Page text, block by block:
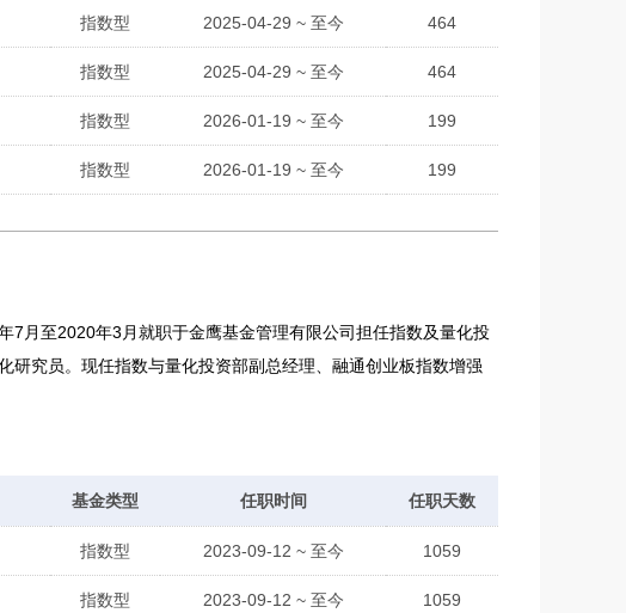
指数型 2025-04-29 ~ 至今 464
指数型 2025-04-29 ~ 至今 464
指数型 2026-01-19 ~ 至今 199
指数型 2026-01-19 ~ 至今 199
7月至2020年3月就职于金鹰基金管理有限公司担任指数及量化投
究员。现任指数与量化投资部副总经理、融通创业板指数增强
基金类型 任职时间 任职天数
指数型 2023-09-12 ~ 至今 1059
指数型 2023-09-12 ~ 至今 1059